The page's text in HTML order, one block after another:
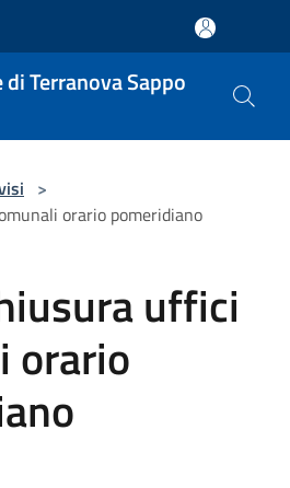
di Terranova Sappo
>
orario pomeridiano
uffici
orario